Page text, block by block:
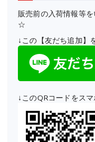
販売前の入荷情報等
☆
↓この【友だち追加】
↓このQRコードをス